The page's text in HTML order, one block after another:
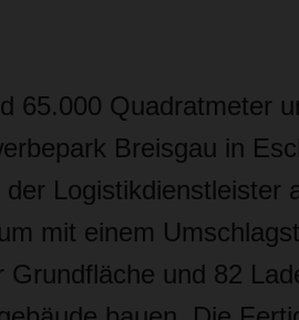
65.000 Quadratmeter
Breisgau in
Logistikdienstleister
mit einem
Grundfläche und 82